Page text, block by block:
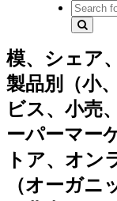
模、シェア
製品別（小
ビス、小売
ーパーマー
トア、オン
（オーガニ